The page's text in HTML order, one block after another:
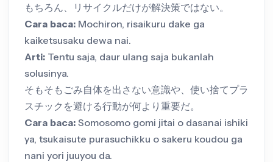
もちろん、リサイクルだけが解決策ではない。
Cara baca: Mochiron, risaikuru dake ga
kaiketsusaku dewa nai.
Arti: Tentu saja, daur ulang saja bukanlah
solusinya.
そもそもごみ自体を出さない意識や、使い捨てプラ
スチックを避ける行動が何より重要だ。
Cara baca: Somosomo gomi jitai o dasanai ishiki
ya, tsukaisute purasuchikku o sakeru koudou ga
nani yori juuyou da.